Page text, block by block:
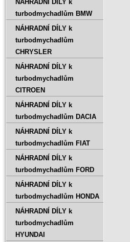
NÁHRADNÍ DÍLY k
turbodmychadlům BMW
NÁHRADNÍ DÍLY k
turbodmychadlům
CHRYSLER
NÁHRADNÍ DÍLY k
turbodmychadlům
CITROEN
NÁHRADNÍ DÍLY k
turbodmychadlům DACIA
NÁHRADNÍ DÍLY k
turbodmychadlům FIAT
NÁHRADNÍ DÍLY k
turbodmychadlům FORD
NÁHRADNÍ DÍLY k
turbodmychadlům HONDA
NÁHRADNÍ DÍLY k
turbodmychadlům
HYUNDAI